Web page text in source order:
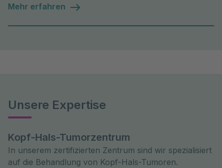
Mehr erfahren
Unsere Expertise
Kopf-Hals-Tumorzentrum
In unserem zertifizierten Zentrum sind wir spezialisiert
auf die Behandlung von Kopf-Hals-Tumoren.